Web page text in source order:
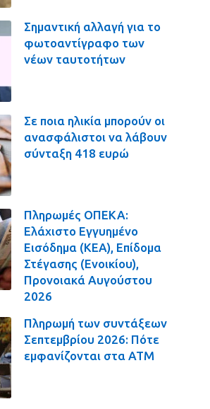
Σημαντική αλλαγή για το
φωτοαντίγραφο των
νέων ταυτοτήτων
Σε ποια ηλικία μπορούν οι
ανασφάλιστοι να λάβουν
σύνταξη 418 ευρώ
Πληρωμές ΟΠΕΚΑ:
Ελάχιστο Εγγυημένο
Εισόδημα (ΚΕΑ), Επίδομα
Στέγασης (Ενοικίου),
Προνοιακά Αυγούστου
2026
Πληρωμή των συντάξεων
Σεπτεμβρίου 2026: Πότε
εμφανίζονται στα ΑΤΜ